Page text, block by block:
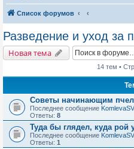
Список форумов
Разведение и уход за
Новая тема
14 тем •
Советы начинающим
Последнее сообщение KomlevaSV
Ответы: 8
Туда бы глядел, куда рой
Последнее сообщение KomlevaSV
Ответы: 1